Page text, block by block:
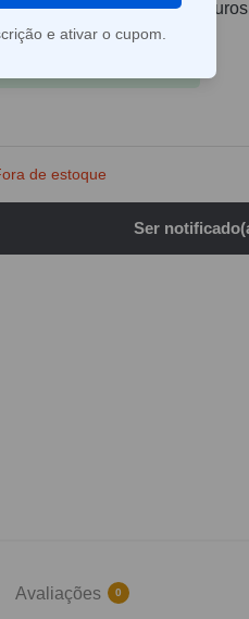
até 1x deR$29,90sem juros
de estoque
Avaliações 0
e ativar o cupom.